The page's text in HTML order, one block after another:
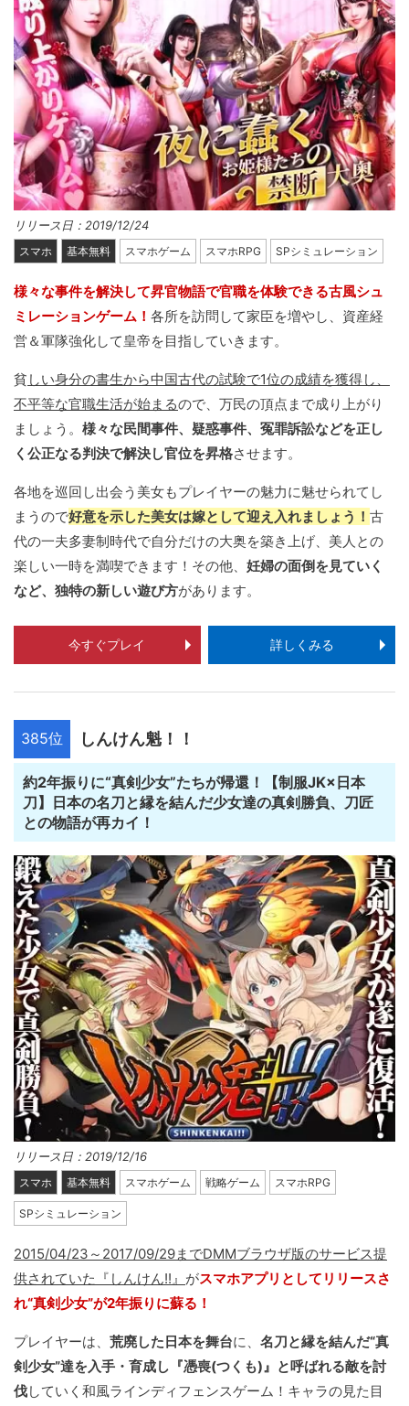
リリース日：2019/12/24
スマホ 基本無料 スマホゲーム スマホRPG SPシミュレーション
様々な事件を解決して昇官物語で官職を体験できる古風シュ
ミレーションゲーム！ 各所を訪問して家臣を増やし、資産経
営＆軍隊強化して皇帝を目指していきます。
貧 しい身分の書生から中国古代の試験で1位の成績を獲得し、
不平等な官職生活が始まるので、万民の頂点まで成り上がり
ましょう。 様々な民間事件、疑惑事件、冤罪訴訟などを正し
く公正なる判決で解決し官位を昇格させます。
各地を巡回し出会う美女もプレイヤーの魅力に魅せられてし
まうので好意を示した美女は嫁として迎え入れましょう！ 古
代の一夫多妻制時代で自分だけの大奥を築き上げ、美人との
楽しい一時を満喫できます！その他、 妊婦の面倒を見ていく
など、独特の新しい遊び方があります。
今すぐプレイ 詳しくみる
385位 しんけん魁！！
約2年振りに“真剣少女”たちが帰還！【制服JK×日本
刀】日本の名刀と縁を結んだ少女達の真剣勝負、刀匠
との物語が再カイ！
リリース日：2019/12/16
スマホ 基本無料 スマホゲーム 戦略ゲーム スマホRPG
SPシミュレーション
2015/04/23～2017/09/29までDMMブラウザ版のサービス提
供されていた『しんけん!!』 がスマホアプリとしてリリースさ
れ“真剣少女”が2年振りに蘇る！
プレイヤーは、 荒廃した日本を舞台に、 名刀と縁を結んだ“真
剣少女”達を入手・育成し『憑喪(つくも)』と呼ばれる敵を討
伐していく和風ラインディフェンスゲーム！キャラの見た目